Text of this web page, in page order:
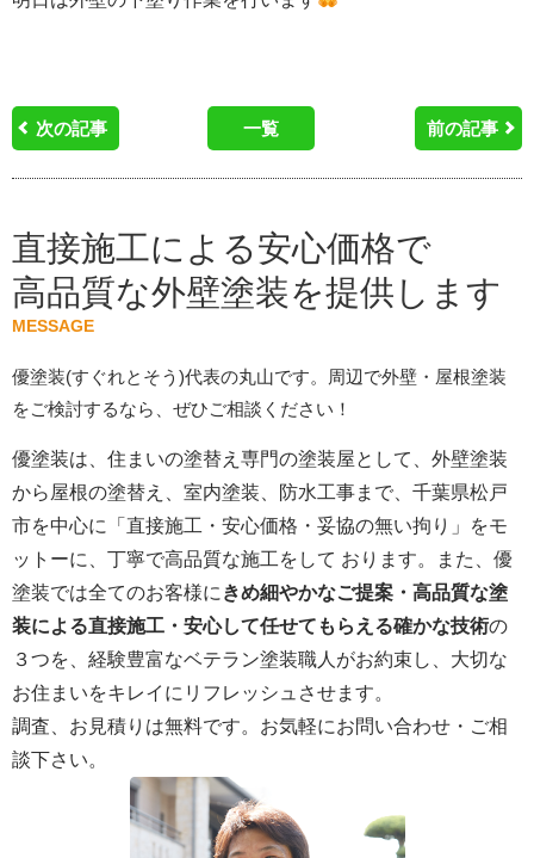
次の記事 一覧 前の記事
直接施工による安心価格で
高品質な外壁塗装を提供します
MESSAGE
優塗装(すぐれとそう)代表の丸山です。周辺で外壁・屋根塗装
をご検討するなら、ぜひご相談ください！
優塗装は、住まいの塗替え専門の塗装屋として、外壁塗装
から屋根の塗替え、室内塗装、防水工事まで、千葉県松戸
市を中心に「直接施工・安心価格・妥協の無い拘り」をモ
ットーに、丁寧で高品質な施工をして おります。また、優
塗装では全てのお客様に きめ細やかなご提案・高品質な塗
装による直接施工・安心して任せてもらえる確かな技術の
３つを、経験豊富なベテラン塗装職人がお約束し、大切な
お住まいをキレイにリフレッシュさせます。
調査、お見積りは無料です。お気軽にお問い合わせ・ご相
談下さい。